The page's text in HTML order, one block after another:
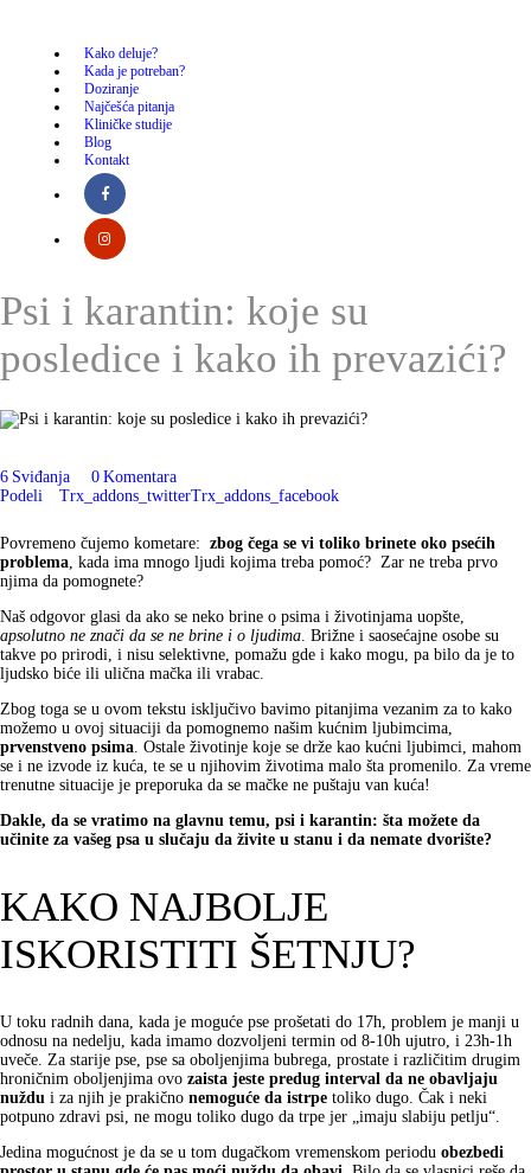
Kako deluje?
Kada je potreban?
Doziranje
Najčešća pitanja
Kliničke studije
Blog
Kontakt
Psi i karantin: koje su
posledice i kako ih prevazići?
Kada je potreban?
Doziranje
Najčešća pitanja
Kliničke studije
Blog
Kontakt
6 Sviđanja 0 Komentara
Podeli
Trx_addons_twitterTrx_addons_facebook
Povremeno čujemo kometare: zbog čega se vi toliko brinete oko psećih
problema , kada ima mnogo ljudi kojima treba pomoć? Zar ne treba prvo
njima da pomognete?
Naš odgovor glasi da ako se neko brine o psima i životinjama uopšte,
apsolutno ne znači da se ne brine i o ljudima . Brižne i saosećajne osobe su
takve po prirodi, i nisu selektivne, pomažu gde i kako mogu, pa bilo da je to
ljudsko biće ili ulična mačka ili vrabac.
Zbog toga se u ovom tekstu isključivo bavimo pitanjima vezanim za to kako
možemo u ovoj situaciji da pomognemo našim kućnim ljubimcima,
prvenstveno psima . Ostale životinje koje se drže kao kućni ljubimci, mahom
se i ne izvode iz kuća, te se u njihovim životima malo šta promenilo. Za vreme
trenutne situacije je preporuka da se mačke ne puštaju van kuća!
Dakle, da se vratimo na glavnu temu, psi i karantin: šta možete da
učinite za vašeg psa u slučaju da živite u stanu i da nemate dvorište?
KAKO NAJBOLJE
ISKORISTITI ŠETNJU?
U toku radnih dana, kada je moguće pse prošetati do 17h, problem je manji u
odnosu na nedelju, kada imamo dozvoljeni termin od 8-10h ujutro, i 23h-1h
uveče. Za starije pse, pse sa oboljenjima bubrega, prostate i različitim drugim
hroničnim oboljenjima ovo zaista jeste predug interval da ne obavljaju
nuždu i za njih je prakično nemoguće da istrpe toliko dugo. Čak i neki
potpuno zdravi psi, ne mogu toliko dugo da trpe jer „imaju slabiju petlju“.
Jedina mogućnost je da se u tom dugačkom vremenskom periodu obezbedi